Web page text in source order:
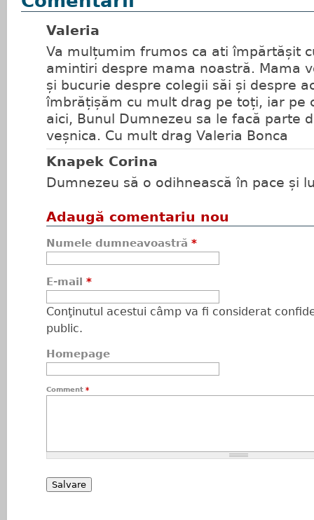
Valeria
Va mulțumim frumos ca ati împărtășit
amintiri despre mama noastră. Mama
și bucurie despre colegii săi și despre
îmbrățișăm cu mult drag pe toți, iar pe
aici, Bunul Dumnezeu sa le facă parte
veșnica. Cu mult drag Valeria Bonca
Knapek Corina
Dumnezeu să o odihnească în pace și
Adaugă comentariu nou
Numele dumneavoastră *
E-mail *
Conţinutul acestui câmp va fi considerat
public.
Homepage
Comment *